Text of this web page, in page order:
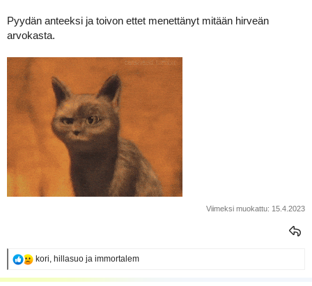
Pyydän anteeksi ja toivon ettet menettänyt mitään hirveän
arvokasta.
Viimeksi muokattu: 15.4.2023
R
a
kori, hillasuo ja immortalem